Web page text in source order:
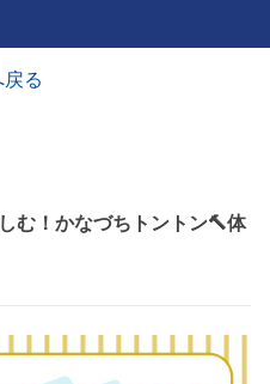
る
む！かなづちトントン🔨体